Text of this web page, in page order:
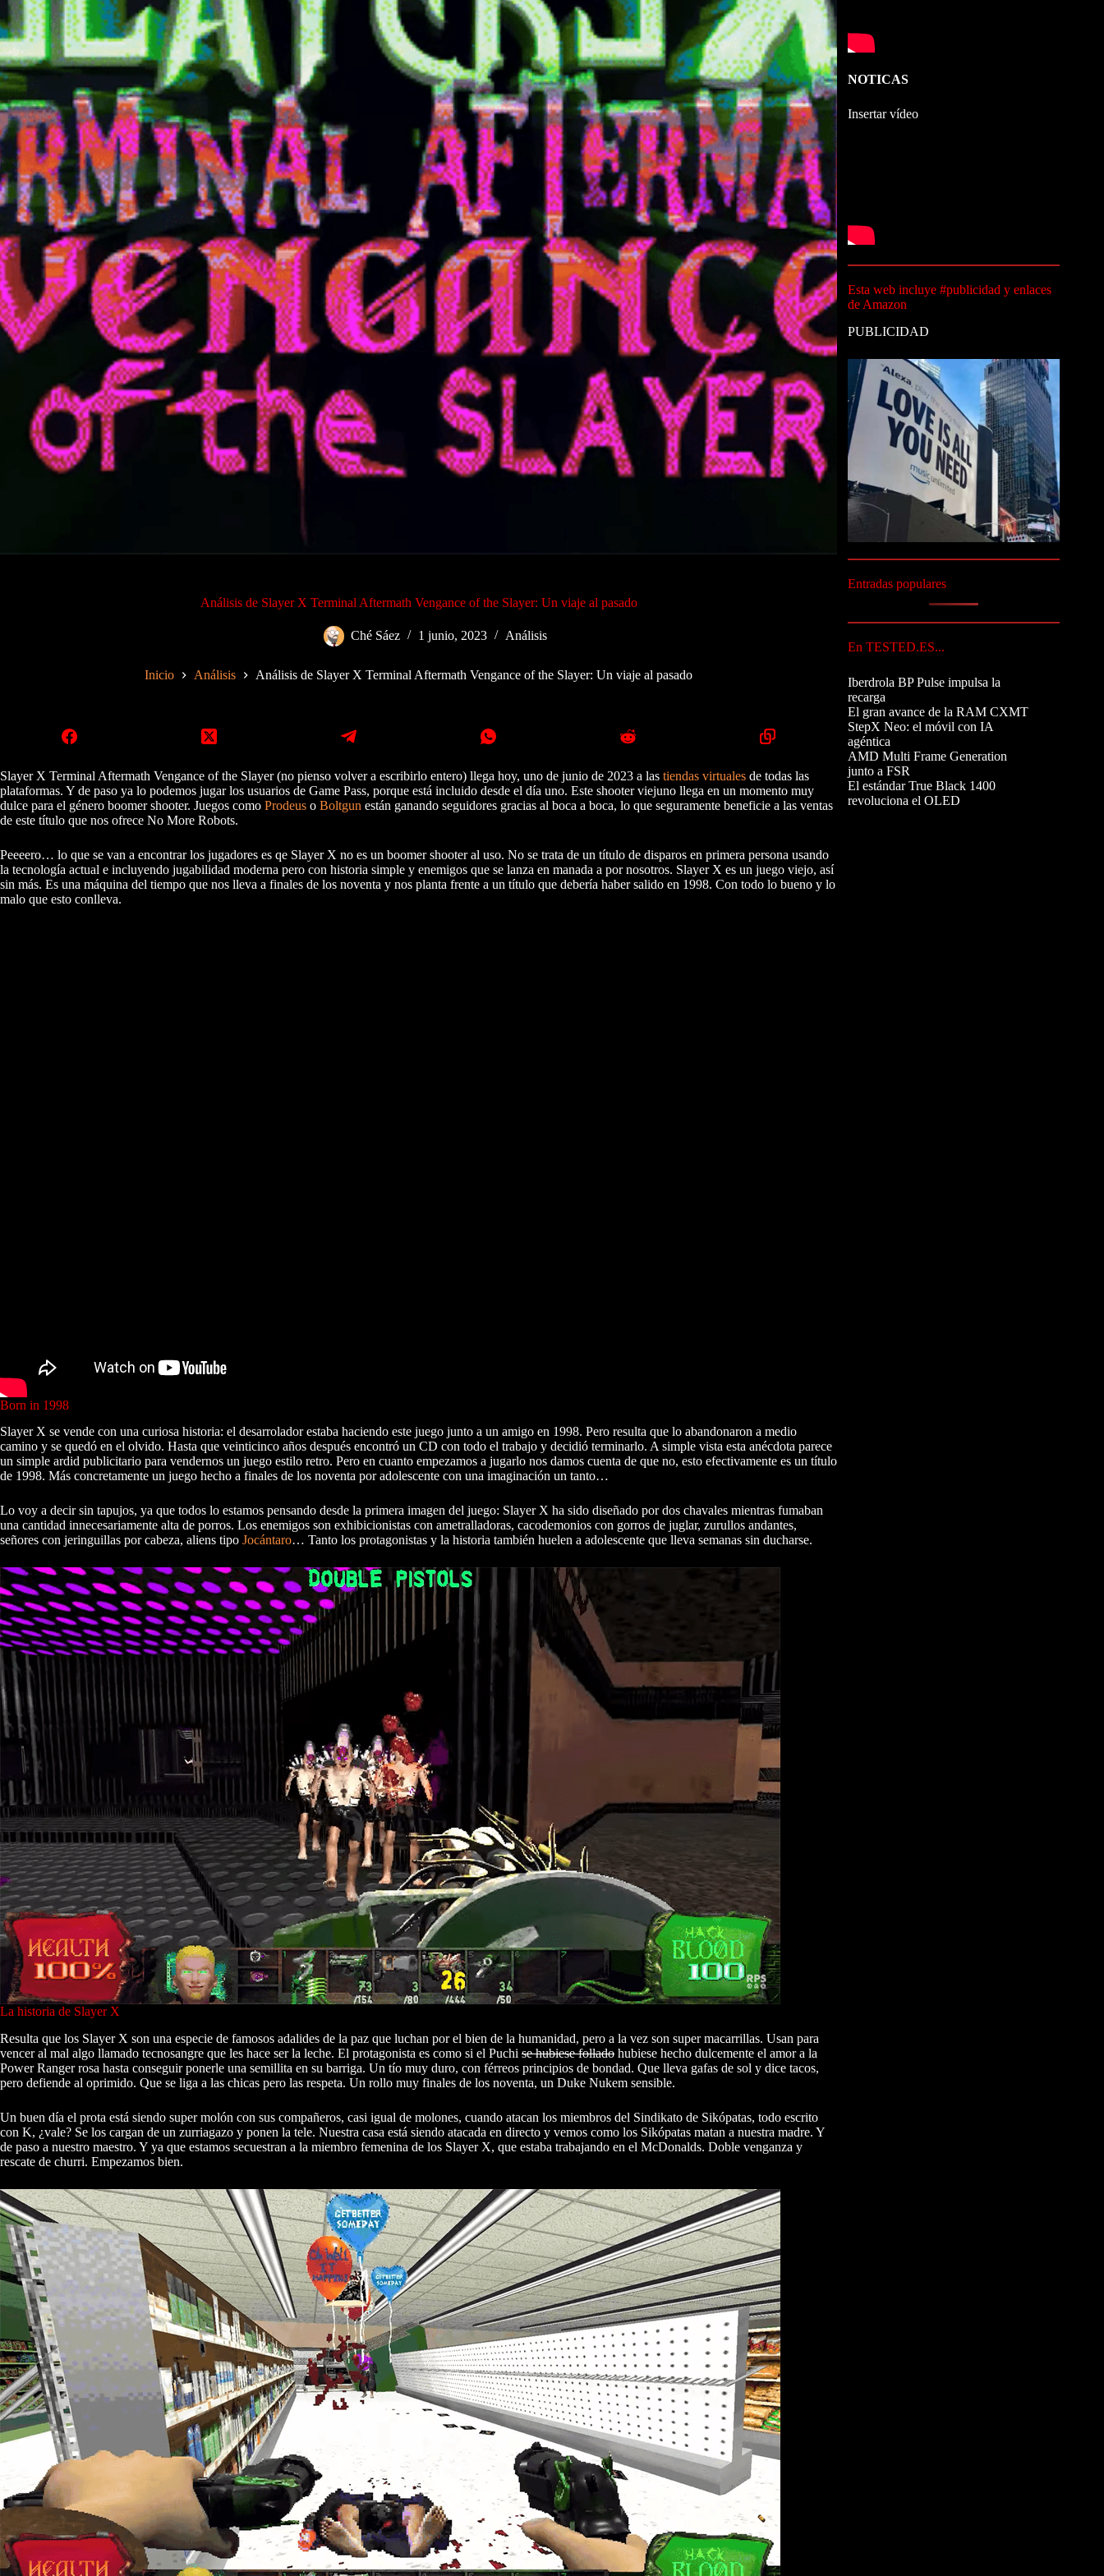
Análisis de Slayer X Terminal Aftermath Vengance of the Slayer: Un viaje al pasado
Ché Sáez 1 junio, 2023 Análisis
Inicio Análisis Análisis de Slayer X Terminal Aftermath Vengance of the Slayer: Un viaje al pasado
Slayer X Terminal Aftermath Vengance of the Slayer (no pienso volver a escribirlo entero) llega hoy, uno de junio de 2023 a las tiendas virtuales de todas las
plataformas. Y de paso ya lo podemos jugar los usuarios de Game Pass, porque está incluido desde el día uno. Este shooter viejuno llega en un momento muy
dulce para el género boomer shooter. Juegos como Prodeus o Boltgun están ganando seguidores gracias al boca a boca, lo que seguramente beneficie a las ventas
de este título que nos ofrece No More Robots.
Peeeero… lo que se van a encontrar los jugadores es qe Slayer X no es un boomer shooter al uso. No se trata de un título de disparos en primera persona usando
la tecnología actual e incluyendo jugabilidad moderna pero con historia simple y enemigos que se lanza en manada a por nosotros. Slayer X es un juego viejo, así
sin más. Es una máquina del tiempo que nos lleva a finales de los noventa y nos planta frente a un título que debería haber salido en 1998. Con todo lo bueno y lo
malo que esto conlleva.
Born in 1998
Slayer X se vende con una curiosa historia: el desarrolador estaba haciendo este juego junto a un amigo en 1998. Pero resulta que lo abandonaron a medio
camino y se quedó en el olvido. Hasta que veinticinco años después encontró un CD con todo el trabajo y decidió terminarlo. A simple vista esta anécdota parece
un simple ardid publicitario para vendernos un juego estilo retro. Pero en cuanto empezamos a jugarlo nos damos cuenta de que no, esto efectivamente es un título
de 1998. Más concretamente un juego hecho a finales de los noventa por adolescente con una imaginación un tanto…
Lo voy a decir sin tapujos, ya que todos lo estamos pensando desde la primera imagen del juego: Slayer X ha sido diseñado por dos chavales mientras fumaban
una cantidad innecesariamente alta de porros. Los enemigos son exhibicionistas con ametralladoras, cacodemonios con gorros de juglar, zurullos andantes,
señores con jeringuillas por cabeza, aliens tipo Jocántaro… Tanto los protagonistas y la historia también huelen a adolescente que lleva semanas sin ducharse.
La historia de Slayer X
Resulta que los Slayer X son una especie de famosos adalides de la paz que luchan por el bien de la humanidad, pero a la vez son super macarrillas. Usan para
vencer al mal algo llamado tecnosangre que les hace ser la leche. El protagonista es como si el Puchi se hubiese follado hubiese hecho dulcemente el amor a la
Power Ranger rosa hasta conseguir ponerle una semillita en su barriga. Un tío muy duro, con férreos principios de bondad. Que lleva gafas de sol y dice tacos,
pero defiende al oprimido. Que se liga a las chicas pero las respeta. Un rollo muy finales de los noventa, un Duke Nukem sensible.
Un buen día el prota está siendo super molón con sus compañeros, casi igual de molones, cuando atacan los miembros del Sindikato de Sikópatas, todo escrito
con K, ¿vale? Se los cargan de un zurriagazo y ponen la tele. Nuestra casa está siendo atacada en directo y vemos como los Sikópatas matan a nuestra madre. Y
de paso a nuestro maestro. Y ya que estamos secuestran a la miembro femenina de los Slayer X, que estaba trabajando en el McDonalds. Doble venganza y
rescate de churri. Empezamos bien.
NOTICAS
Insertar vídeo
Esta web incluye #publicidad y enlaces
de Amazon
PUBLICIDAD
Entradas populares
En TESTED.ES...
Iberdrola BP Pulse impulsa la
recarga
El gran avance de la RAM CXMT
StepX Neo: el móvil con IA
agéntica
AMD Multi Frame Generation
junto a FSR
El estándar True Black 1400
revoluciona el OLED